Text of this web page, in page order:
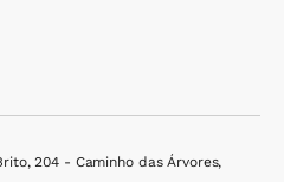
204 - Caminho das Árvores,